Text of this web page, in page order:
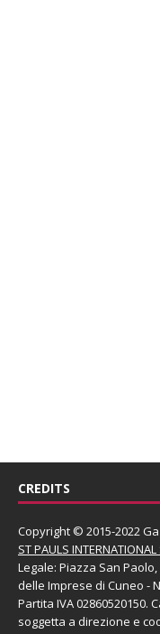
CREDITS
Copyright © 2015-2022
ST PAULS INTERNATIONAL
Legale: Piazza San
delle Imprese di Cuneo -
Partita IVA 02860520150.
soggetta a direzione e